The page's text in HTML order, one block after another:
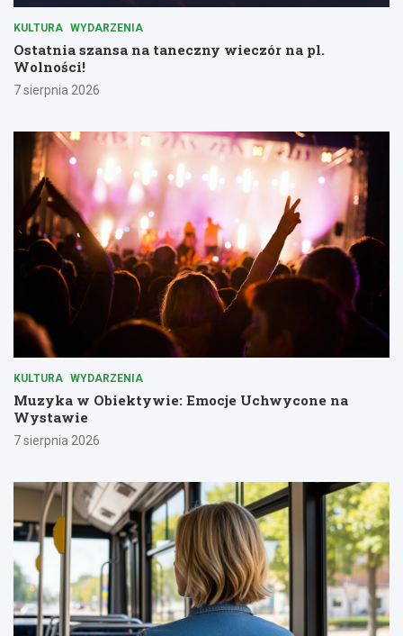
KULTURA WYDARZENIA
Ostatnia szansa na taneczny wieczór na pl.
Wolności!
7 sierpnia 2026
KULTURA WYDARZENIA
Muzyka w Obiektywie: Emocje Uchwycone na
Wystawie
7 sierpnia 2026